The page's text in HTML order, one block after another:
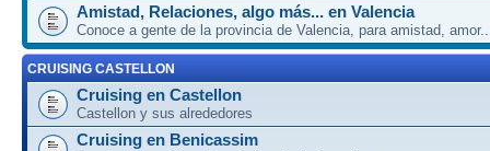
Amistad, Relaciones, algo más... en Valencia
Conoce a gente de la provincia de Valencia, para amistad,
CRUISING CASTELLON
Cruising en Castellon
Castellon y sus alrededores
Cruising en Benicassim